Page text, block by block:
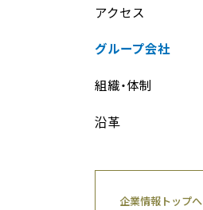
アクセス
グループ会社
組織・体制
沿革
企業情報トップへ